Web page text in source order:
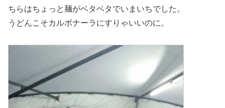
ちらはちょっと麺がベタベタでいまいちでした。
うどんこそカルボナーラにすりゃいいのに。